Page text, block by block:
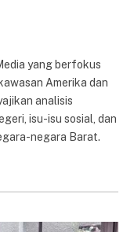
yang berfokus
Amerika dan
analisis
isu-isu sosial, dan
negara Barat.